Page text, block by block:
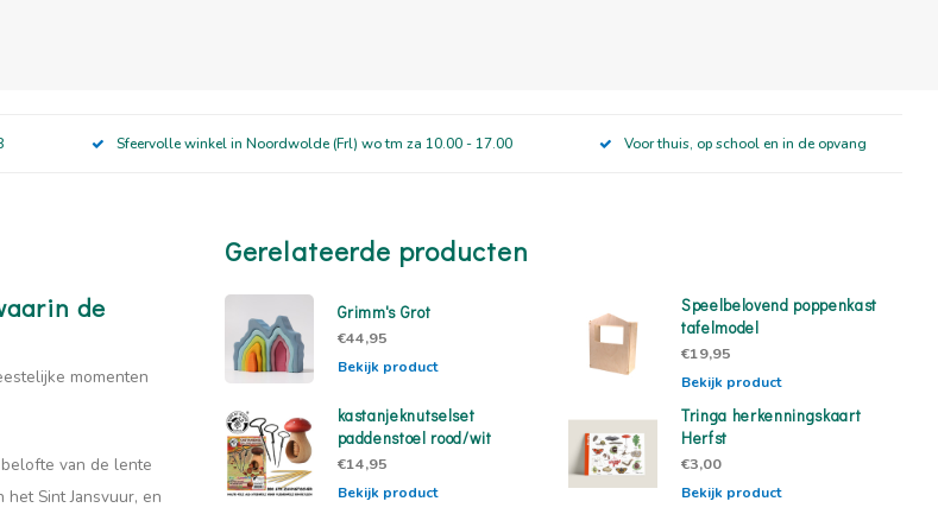
Sfeervolle winkel in Noordwolde (Frl) wo tm za 10.00 - 17.00 Voor thuis, op school en in de opvang
de
momenten
van de lente
Sint Jansvuur, en
Gerelateerde producten
Grimm's Grot
€44,95
Bekijk product
Speelbelovend poppenkast
tafelmodel
€19,95
Bekijk product
kastanjeknutselset
paddenstoel rood/wit
€14,95
Bekijk product
Tringa herkenningskaart
Herfst
€3,00
Bekijk product